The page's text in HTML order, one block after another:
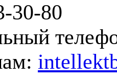
30-80